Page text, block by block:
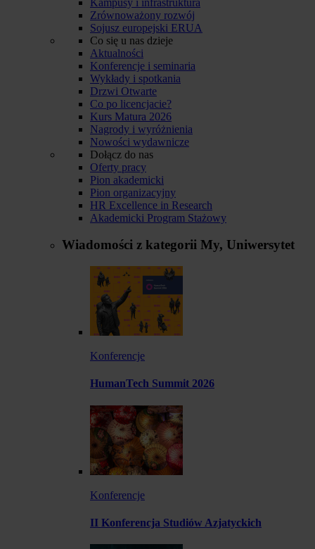
Zrównoważony rozwój
Sojusz europejski ERUA
Co się u nas dzieje
Aktualności
Konferencje i seminaria
Wykłady i spotkania
Drzwi Otwarte
Co po licencjacie?
Kurs Matura 2026
Nagrody i wyróżnienia
Nowości wydawnicze
Dołącz do nas
Oferty pracy
Pion akademicki
Pion organizacyjny
HR Excellence in Research
Akademicki Program Stażowy
Wiadomości z kategorii My, Uniwersytet
Konferencje
HumanTech Summit 2026
Konferencje
II Konferencja Studiów Azjatyckich